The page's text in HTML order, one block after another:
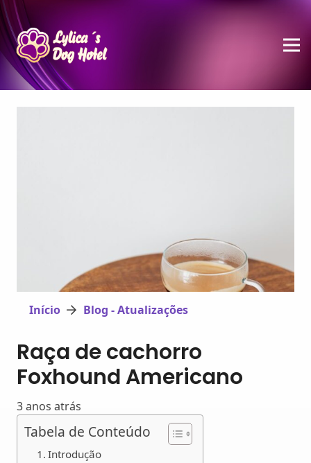
Início Blog - Atualizações
Raça de cachorro
Foxhound Americano
3 anos atrás
Tabela de Conteúdo
Introdução